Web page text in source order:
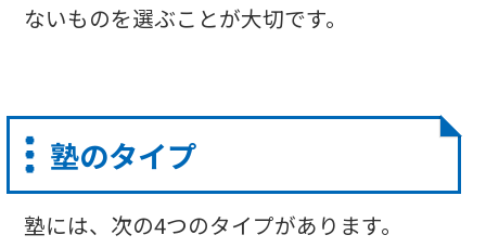
ないものを選ぶことが大切です。
塾のタイプ
塾には、次の4つのタイプがあります。